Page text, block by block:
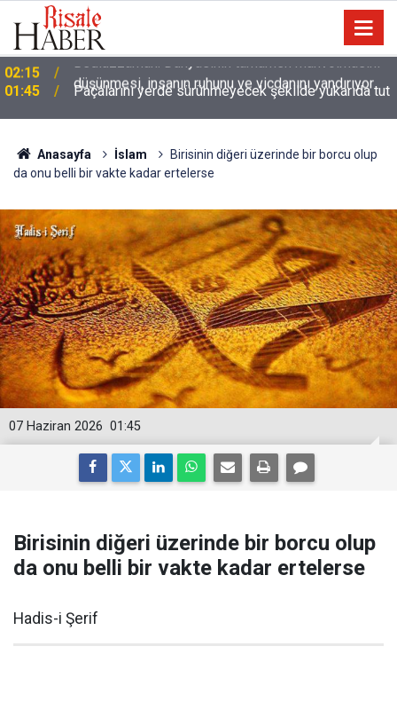
01:45 Paçalarını yerde sürünmeyecek şekilde yukarıda tut
Anasayfa İslam
Birisinin diğeri üzerinde bir borcu olup
da onu belli bir vakte kadar ertelerse
01:45
07 Haziran 2026
Birisinin diğeri üzerinde bir borcu olup
da onu belli bir vakte kadar ertelerse
Hadis-i Şerif